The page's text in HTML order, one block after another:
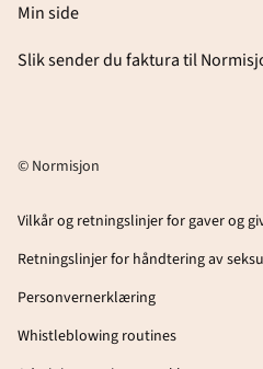
Min side
Slik sender du faktura til
© Normisjon
Vilkår og retningslinjer for gaver og
Retningslinjer for håndtering av
Personvernerklæring
Whistleblowing routines